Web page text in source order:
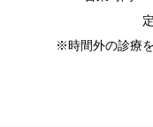
※時間外の診療